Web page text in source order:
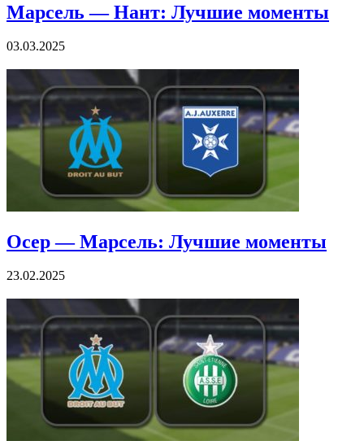
Марсель — Нант: Лучшие моменты
03.03.2025
Осер — Марсель: Лучшие моменты
23.02.2025